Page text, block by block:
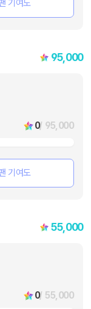
기여도
95,000
0/ 95,000
기여도
55,000
0/ 55,000